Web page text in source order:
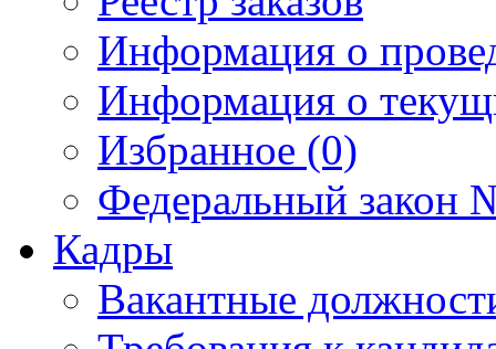
Информация о
Информация о
Избранное (0)
Федеральный закон
Кадры
Вакантные